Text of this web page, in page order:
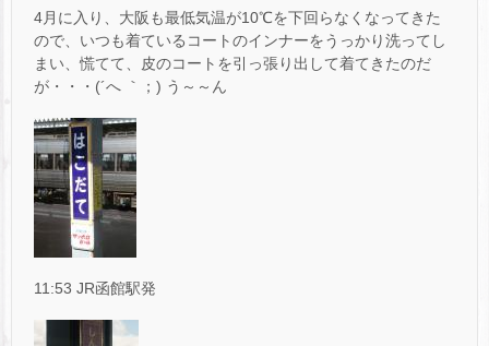
4月に入り、大阪も最低気温が10℃を下回らなくなってきた
ので、いつも着ているコートのインナーをうっかり洗ってし
まい、慌てて、皮のコートを引っ張り出して着てきたのだ
が・・・(´へ ｀；) う～～ん
11:53 JR函館駅発